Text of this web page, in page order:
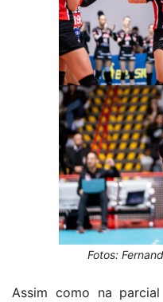
Fotos:
Assim como na